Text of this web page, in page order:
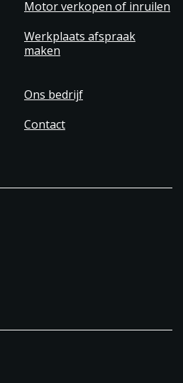
Motor verkopen of inruilen
Werkplaats afspraak
maken
Ons bedrijf
Contact